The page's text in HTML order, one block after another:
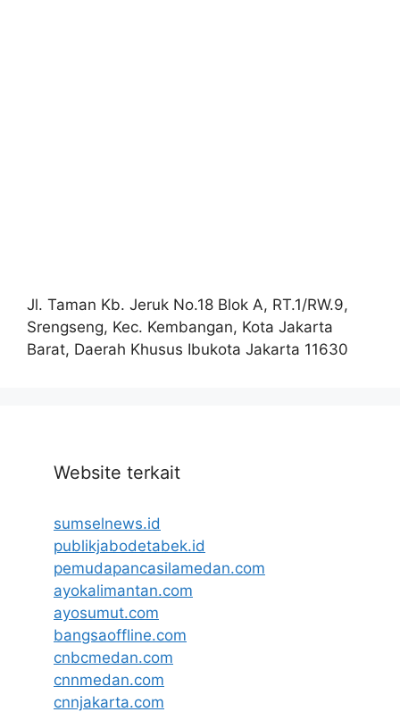
Jl. Taman Kb. Jeruk No.18 Blok A, RT.1/RW.9,
Srengseng, Kec. Kembangan, Kota Jakarta
Barat, Daerah Khusus Ibukota Jakarta 11630
Website terkait
sumselnews.id
publikjabodetabek.id
pemudapancasilamedan.com
ayokalimantan.com
ayosumut.com
bangsaoffline.com
cnbcmedan.com
cnnmedan.com
cnnjakarta.com